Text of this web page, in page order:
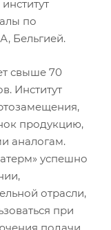
по
Бельгией.
свыше 70
Институт
продукцию,
аналогам.
успешно
отрасли,
при